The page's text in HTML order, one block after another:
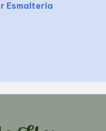
Esmalteria